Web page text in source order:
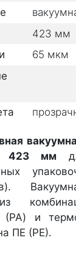
423 мм
65 мкм
423 мм
из
и
ПЕ (РЕ).